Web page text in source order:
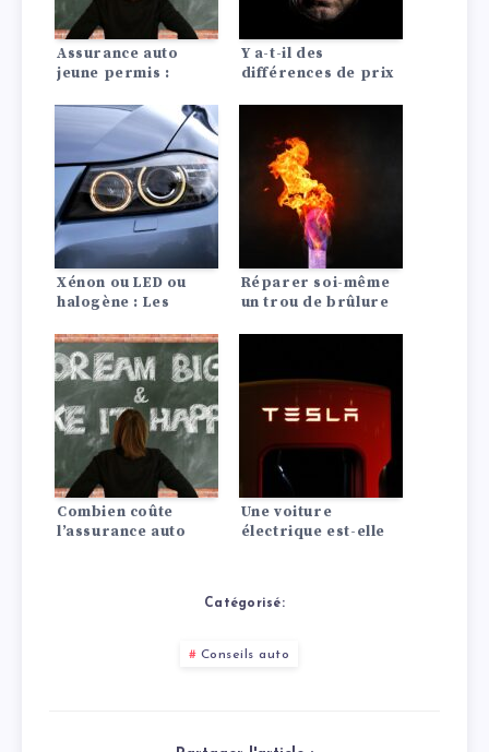
Assurance auto
jeune permis :
moins cher
Y a-t-il des
différences de prix
Xénon ou LED ou
halogène : Les
coup d’œil !
Réparer soi-même
un trou de brûlure
Combien coûte
l’assurance auto
Une voiture
électrique est-elle
combustion
Catégorisé:
Conseils auto